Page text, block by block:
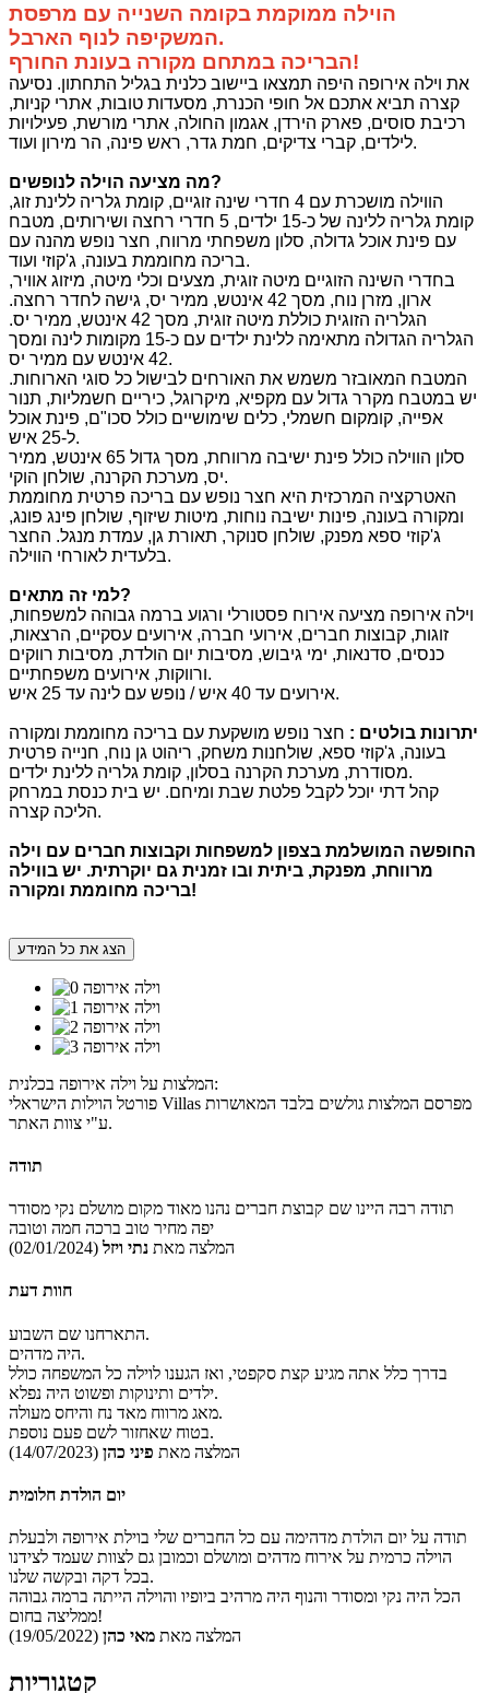
הוילה ממוקמת בקומה השנייה עם מרפסת
המשקיפה לנוף הארבל.
הבריכה במתחם מקורה בעונת החורף!
את וילה אירופה היפה תמצאו ביישוב כלנית בגליל התחתון. נסיעה
קצרה תביא אתכם אל חופי הכנרת, מסעדות טובות, אתרי קניות,
רכיבת סוסים, פארק הירדן, אגמון החולה, אתרי מורשת, פעילויות
לילדים, קברי צדיקים, חמת גדר, ראש פינה, הר מירון ועוד.
מה מציעה הוילה לנופשים?
הווילה מושכרת עם 4 חדרי שינה זוגיים, קומת גלריה ללינת זוג,
קומת גלריה ללינה של כ-15 ילדים, 5 חדרי רחצה ושירותים, מטבח
עם פינת אוכל גדולה, סלון משפחתי מרווח, חצר נופש מהנה עם
בריכה מחוממת בעונה, ג'קוזי ועוד.
בחדרי השינה הזוגיים מיטה זוגית, מצעים וכלי מיטה, מיזוג אוויר,
ארון, מזרן נוח, מסך 42 אינטש, ממיר יס, גישה לחדר רחצה.
הגלריה הזוגית כוללת מיטה זוגית, מסך 42 אינטש, ממיר יס.
הגלריה הגדולה מתאימה ללינת ילדים עם כ-15 מקומות לינה ומסך
42 אינטש עם ממיר יס.
המטבח המאובזר משמש את האורחים לבישול כל סוגי הארוחות.
יש במטבח מקרר גדול עם מקפיא, מיקרוגל, כיריים חשמליות, תנור
אפייה, קומקום חשמלי, כלים שימושיים כולל סכו"ם, פינת אוכל
ל-25 איש.
סלון הווילה כולל פינת ישיבה מרווחת, מסך גדול 65 אינטש, ממיר
יס, מערכת הקרנה, שולחן הוקי.
האטרקציה המרכזית היא חצר נופש עם בריכה פרטית מחוממת
ומקורה בעונה, פינות ישיבה נוחות, מיטות שיזוף, שולחן פינג פונג,
ג'קוזי ספא מפנק, שולחן סנוקר, תאורת גן, עמדת מנגל. החצר
בלעדית לאורחי הווילה.
למי זה מתאים?
וילה אירופה מציעה אירוח פסטורלי ורגוע ברמה גבוהה למשפחות,
זוגות, קבוצות חברים, אירועי חברה, אירועים עסקיים, הרצאות,
כנסים, סדנאות, ימי גיבוש, מסיבות יום הולדת, מסיבות רווקים
ורווקות, אירועים משפחתיים.
אירועים עד 40 איש / נופש עם לינה עד 25 איש.
יתרונות בולטים : חצר נופש מושקעת עם בריכה מחוממת ומקורה
בעונה, ג'קוזי ספא, שולחנות משחק, ריהוט גן נוח, חנייה פרטית
מסודרת, מערכת הקרנה בסלון, קומת גלריה ללינת ילדים.
קהל דתי יוכל לקבל פלטת שבת ומיחם. יש בית כנסת במרחק
הליכה קצרה.
החופשה המושלמת בצפון למשפחות וקבוצות חברים עם וילה
מרווחת, מפנקת, ביתית ובו זמנית גם יוקרתית. יש בווילה
בריכה מחוממת ומקורה!
הצג את כל המידע
המלצות על וילה אירופה בכלנית:
פורטל הוילות הישראלי Villas מפרסם המלצות גולשים בלבד המאושרות
ע"י צוות האתר.
תודה
תודה רבה היינו שם קבוצת חברים נהנו מאוד מקום מושלם נקי מסודר
יפה מחיר טוב ברכה חמה וטובה
המלצה מאת נתי ויזל (02/01/2024)
חוות דעת
התארחנו שם השבוע.
היה מדהים.
בדרך כלל אתה מגיע קצת סקפטי, ואז הגענו לוילה כל המשפחה כולל
ילדים ותינוקות ופשוט היה נפלא.
מאג מרווח מאד נח והיחס מעולה.
בטוח שאחזור לשם פעם נוספת.
המלצה מאת פיני כהן (14/07/2023)
יום הולדת חלומית
תודה על יום הולדת מדהימה עם כל החברים שלי בוילת אירופה ולבעלת
הוילה כרמית על אירוח מדהים ומושלם וכמובן גם לצוות שעמד לצידנו
בכל דקה ובקשה שלנו.
הכל היה נקי ומסודר והנוף היה מרהיב ביופיו והוילה הייתה ברמה גבוהה
ממליצה בחום!
המלצה מאת מאי כהן (19/05/2022)
קטגוריות